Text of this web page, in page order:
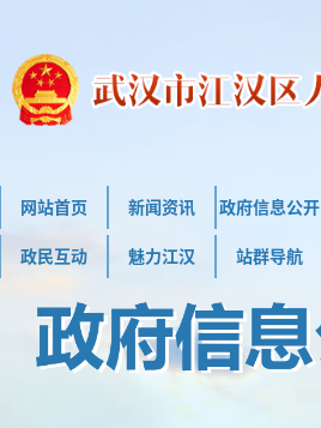
网站首页 新闻资讯 政府信息公开
政民互动 魅力江汉 站群导航